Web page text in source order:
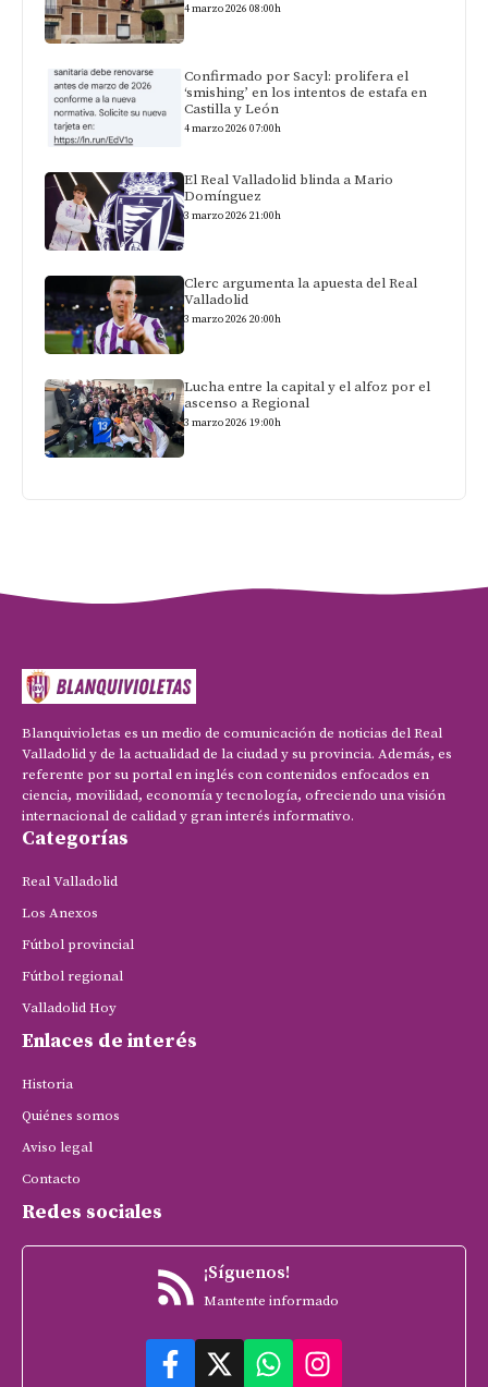
4 marzo 2026 08:00h
Confirmado por Sacyl: prolifera el
‘smishing’ en los intentos de estafa en
Castilla y León
4 marzo 2026 07:00h
El Real Valladolid blinda a Mario
Domínguez
3 marzo 2026 21:00h
Clerc argumenta la apuesta del Real
Valladolid
3 marzo 2026 20:00h
Lucha entre la capital y el alfoz por el
ascenso a Regional
3 marzo 2026 19:00h
Blanquivioletas es un medio de comunicación de noticias del Real
Valladolid y de la actualidad de la ciudad y su provincia. Además, es
referente por su portal en inglés con contenidos enfocados en
ciencia, movilidad, economía y tecnología, ofreciendo una visión
internacional de calidad y gran interés informativo.
Categorías
Real Valladolid
Los Anexos
Fútbol provincial
Fútbol regional
Valladolid Hoy
Enlaces de interés
Historia
Quiénes somos
Aviso legal
Contacto
Redes sociales
¡Síguenos!
Mantente informado